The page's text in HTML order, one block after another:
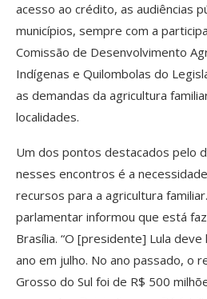
acesso ao crédito, as audiências
municípios, sempre com a
Comissão de Desenvolvimento
Indígenas e Quilombolas do
as demandas da agricultura
localidades.
Um dos pontos destacados pelo
nesses encontros é a
recursos para a agricultura
parlamentar informou que está
Brasília. “O [presidente] Lula
ano em julho. No ano passado, o
Grosso do Sul foi de R$ 500